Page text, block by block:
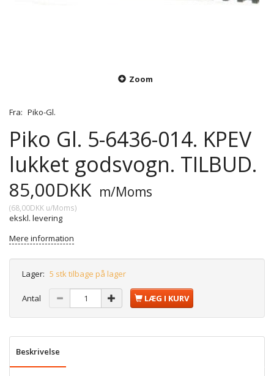
Zoom
Fra: Piko-Gl.
Piko Gl. 5-6436-014. KPEV
lukket godsvogn. TILBUD.
85,00DKK m/Moms
(68,00DKK u/Moms)
ekskl. levering
Mere information
Lager: 5 stk tilbage på lager
Antal LÆG I KURV
Beskrivelse